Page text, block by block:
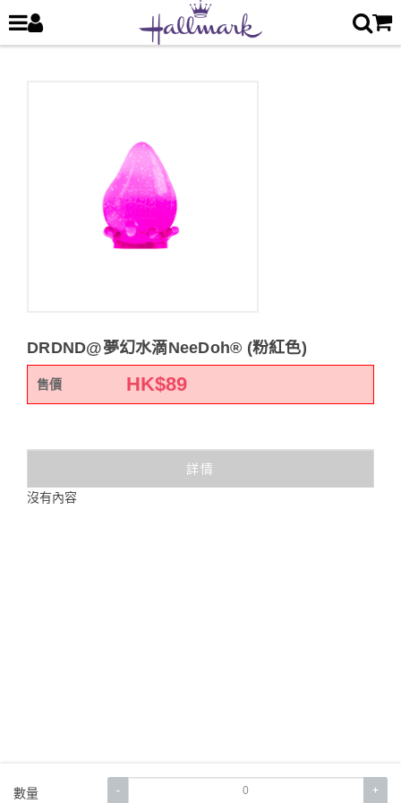
DRDND@夢幻水滴NeeDoh® (粉紅色)
售價 HK$89
數量 - +
詳情
沒有內容